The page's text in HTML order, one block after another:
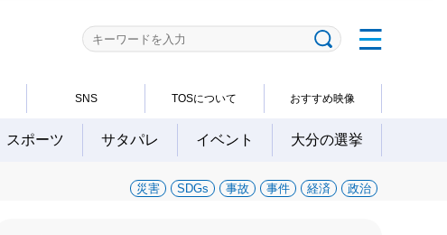
SNS TOSについて おすすめ映像
スポーツ サタパレ イベント 大分の選挙
災害 SDGs 事故 事件 経済 政治